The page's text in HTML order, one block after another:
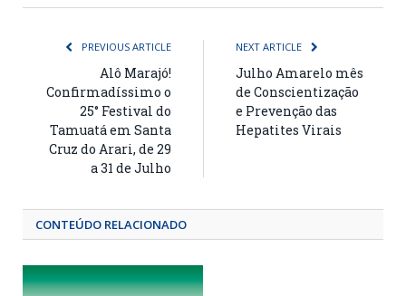
PREVIOUS ARTICLE
Alô Marajó!
Confirmadíssimo o
25° Festival do
Tamuatá em Santa
Cruz do Arari, de 29
a 31 de Julho
NEXT ARTICLE
Julho Amarelo mês
de Conscientização
e Prevenção das
Hepatites Virais
CONTEÚDO RELACIONADO